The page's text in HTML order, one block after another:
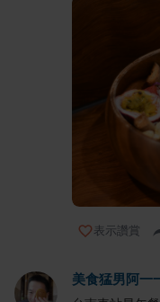
表示讚賞
美食猛男阿一